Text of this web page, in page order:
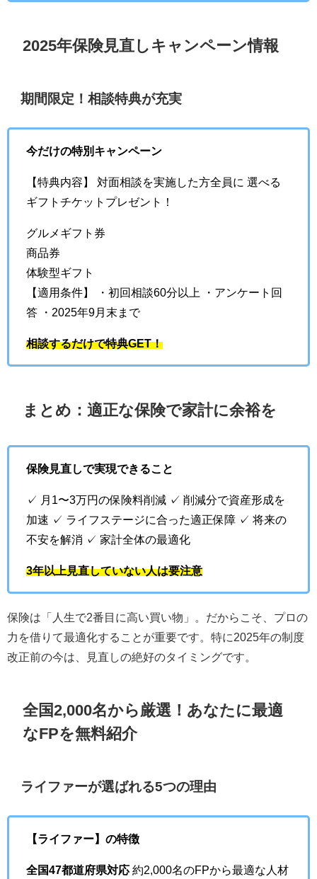
2025年保険見直しキャンペーン情報
期間限定！相談特典が充実
今だけの特別キャンペーン
【特典内容】 対面相談を実施した方全員に 選べる
ギフトチケットプレゼント！
グルメギフト券
商品券
体験型ギフト
【適用条件】 ・初回相談60分以上 ・アンケート回
答 ・2025年9月末まで
相談するだけで特典GET！
まとめ：適正な保険で家計に余裕を
保険見直しで実現できること
✓ 月1〜3万円の保険料削減 ✓ 削減分で資産形成を
加速 ✓ ライフステージに合った適正保障 ✓ 将来の
不安を解消 ✓ 家計全体の最適化
3年以上見直していない人は要注意
保険は「人生で2番目に高い買い物」。だからこそ、プロの
力を借りて最適化することが重要です。特に2025年の制度
改正前の今は、見直しの絶好のタイミングです。
全国2,000名から厳選！あなたに最適
なFPを無料紹介
ライファーが選ばれる5つの理由
【ライファー】の特徴
全国47都道府県対応 約2,000名のFPから最適な人材